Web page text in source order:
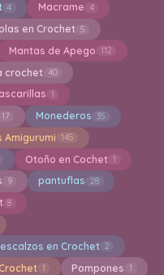
4 Macrame 4
en Crochet 5
Mantas de Apego 112
crochet 40
1
17 Monederos 35
Amigurumi 145
Otoño en Cochet 1
9 pantuflas 28
8
en Crochet 2
1 Pompones 1